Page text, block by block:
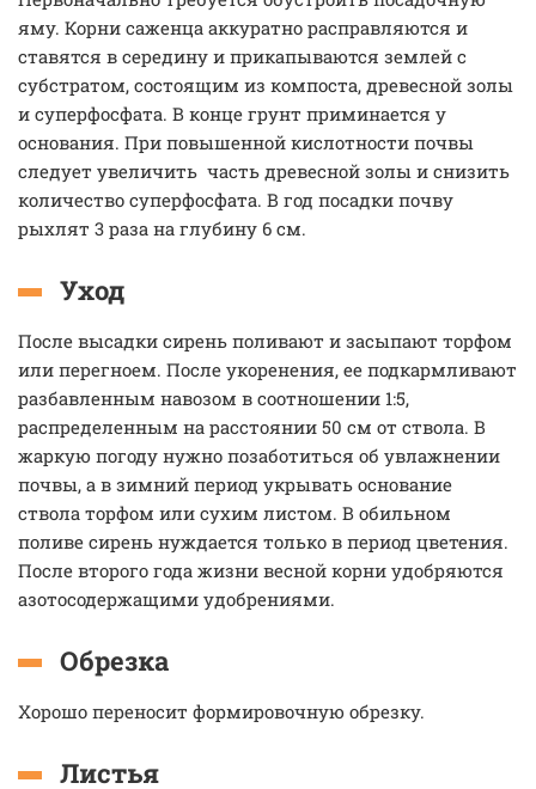
яму. Корни саженца аккуратно расправляются и
ставятся в середину и прикапываются землей с
субстратом, состоящим из компоста, древесной золы
и суперфосфата. В конце грунт приминается у
основания. При повышенной кислотности почвы
следует увеличить часть древесной золы и снизить
количество суперфосфата. В год посадки почву
рыхлят 3 раза на глубину 6 см.
Уход
После высадки сирень поливают и засыпают торфом
или перегноем. После укоренения, ее подкармливают
разбавленным навозом в соотношении 1:5,
распределенным на расстоянии 50 см от ствола. В
жаркую погоду нужно позаботиться об увлажнении
почвы, а в зимний период укрывать основание
ствола торфом или сухим листом. В обильном
поливе сирень нуждается только в период цветения.
После второго года жизни весной корни удобряются
азотосодержащими удобрениями.
Обрезка
Хорошо переносит формировочную обрезку.
Листья